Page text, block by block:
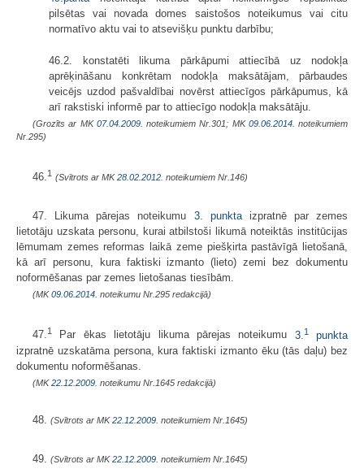
pilsētas vai novada domes saistošos noteikumus vai citu
normatīvo aktu vai to atsevišķu punktu darbību;
46.2. konstatēti likuma pārkāpumi attiecībā uz nodokļa
aprēķināšanu konkrētam nodokļa maksātājam, pārbaudes
veicējs uzdod pašvaldībai novērst attiecīgos pārkāpu­mus, kā
arī rakstiski informē par to attiecīgo nodokļa maksātāju.
(Grozīts ar MK 07.04.2009. noteikumiem Nr.301; MK 09.06.2014. noteikumiem
Nr.295)
46.1 (Svītrots ar MK28.02.2012. noteikumiem Nr.146)
47. Likuma pārejas noteikumu 3. punktaizpratnē par zemes
lietotāju uzskata personu, kurai atbilstoši likumā noteiktās institūcijas
lēmumam zemes reformas laikā zeme piešķirta pastāvīgā lietošanā,
kā arī personu, kura faktiski izmanto (lieto) zemi bez dokumentu
noformēšanas par zemes lietošanas tiesībām.
(MK09.06.2014. noteikumu Nr.295 redakcijā)
47.1 Par ēkas lietotāju likuma pārejas noteikumu 3. 1punkta
izpratnē uzskatāma persona, kura faktiski izmanto ēku (tās daļu) bez
dokumentu noformēšanas.
(MK22.12.2009. noteikumu Nr.1645 redakcijā)
48. (Svītrots ar MK22.12.2009. noteikumiem Nr.1645)
49. (Svītrots ar MK22.12.2009. noteikumiem Nr.1645)